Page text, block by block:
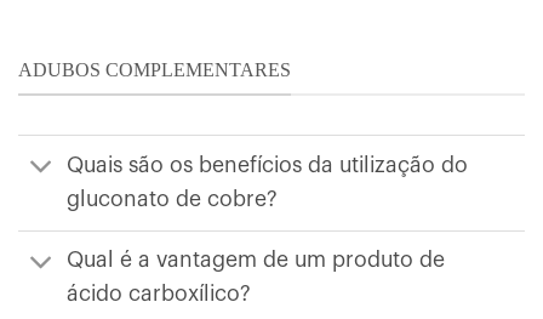
ADUBOS COMPLEMENTARES
Quais são os benefícios da utilização do
gluconato de cobre?
Qual é a vantagem de um produto de
ácido carboxílico?